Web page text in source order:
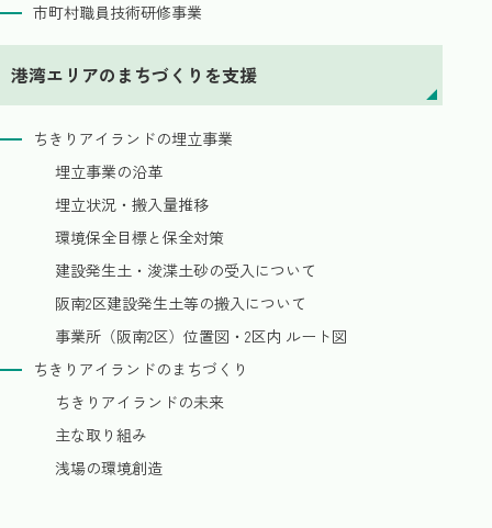
市町村職員技術研修事業
港湾エリアのまちづくりを支援
ちきりアイランドの埋立事業
埋立事業の沿革
埋立状況・搬入量推移
環境保全目標と保全対策
建設発生土・浚渫土砂の受入について
阪南2区建設発生土等の搬入について
事業所（阪南2区）位置図・2区内 ルート図
ちきりアイランドのまちづくり
ちきりアイランドの未来
主な取り組み
浅場の環境創造